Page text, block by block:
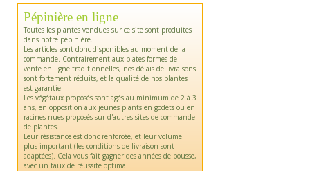
Pépinière en ligne
Toutes les plantes vendues sur ce site sont produites
dans notre pépinière.
Les articles sont donc disponibles au moment de la
commande. Contrairement aux plates-formes de
vente en ligne traditionnelles, nos délais de livraisons
sont fortement réduits, et la qualité de nos plantes
est garantie.
Les végétaux proposés sont agés au minimum de 2 à 3
ans, en opposition aux jeunes plants en godets ou en
racines nues proposés sur d'autres sites de commande
de plantes.
Leur résistance est donc renforcée, et leur volume
plus important (les conditions de livraison sont
adaptées). Cela vous fait gagner des années de pousse,
avec un taux de réussite optimal.